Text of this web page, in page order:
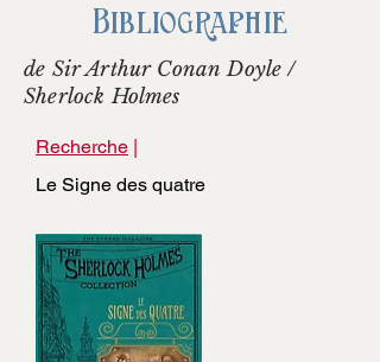
Bibliographie
de Sir Arthur Conan Doyle /
Sherlock Holmes
Recherche |
Le Signe des quatre